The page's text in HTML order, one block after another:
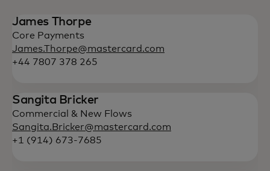
James Thorpe
Core Payments
James.Thorpe@mastercard.com
+44 7807 378 265
Sangita Bricker
Commercial & New Flows
Sangita.Bricker@mastercard.com
+1 (914) 673-7685